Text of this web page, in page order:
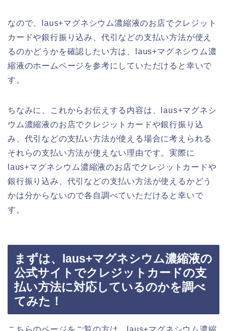
なので、laus+マグネシウム濃縮液のお店でクレジット
カードや銀行振り込み、代引などの支払い方法が使え
るのかどうかを確認したい方は、laus+マグネシウム濃
縮液のホームページを参考にしていただけると幸いで
す。
ちなみに、これからお伝えする内容は、laus+マグネシ
ウム濃縮液のお店でクレジットカードや銀行振り込
み、代引などの支払い方法が使える場合に考えられる
それらの支払い方法が使えない理由です。実際に
laus+マグネシウム濃縮液のお店でクレジットカードや
銀行振り込み、代引などの支払い方法が使えるかどう
かは分からないので各自調べていただけると幸いで
す。
まずは、laus+マグネシウム濃縮液の
公式サイトでクレジットカードの支
払い方法に対応しているのかを調べ
てみた！
こちらのページをご覧の方は、laus+マグネシウム濃縮